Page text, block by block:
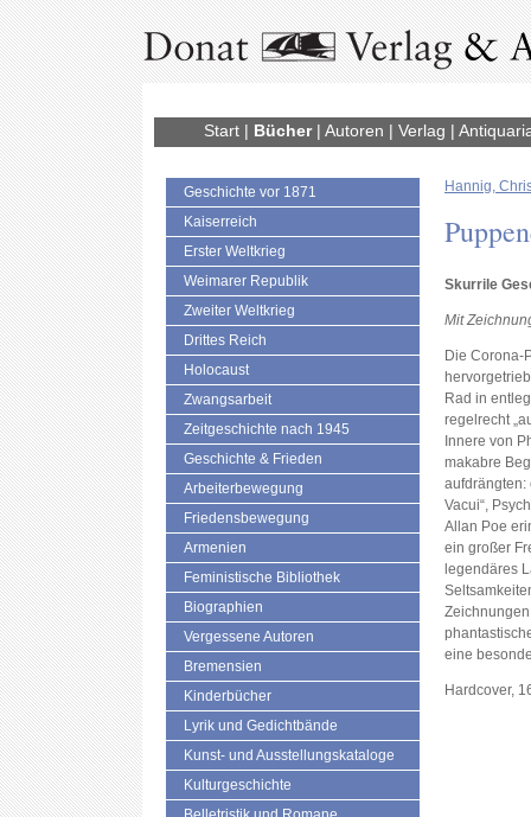
Start| Bücher| Autoren | Verlag |
Geschichte vor 1871
Kaiserreich
Erster Weltkrieg
Weimarer Republik
Zweiter Weltkrieg
Drittes Reich
Holocaust
Zwangsarbeit
Zeitgeschichte nach 1945
Geschichte & Frieden
Arbeiterbewegung
Friedensbewegung
Armenien
Feministische Bibliothek
Biographien
Vergessene Autoren
Bremensien
Kinderbücher
Lyrik und Gedichtbände
Kunst- und Ausstellungskataloge
Kulturgeschichte
Hannig,
Skurrile
Mit
Die Corona-
Rad in
regelrecht
Innere von
makabre
aufdrängten:
Vacui“,
Allan Poe
ein großer
legendäres
eine
Hardcover,